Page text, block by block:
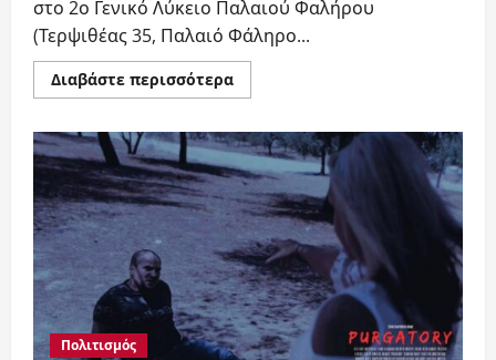
στο 2ο Γενικό Λύκειο Παλαιού Φαλήρου
(Τερψιθέας 35, Παλαιό Φάληρο...
Διαβάστε περισσότεραRead
more
Αγάπης
3
–
7/12/2024,
7:30μ.μ
στο
2ο
Γενικό
Λύκειο
Παλαιού
Φαλήρου,
Αίθουσα
Αλεξάνδρας
Αρχιμανδρίτη
Πολιτισμός